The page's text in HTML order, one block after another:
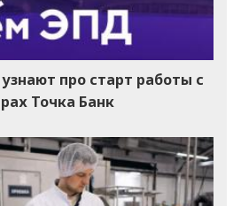
про старт работы с
Точка Банк